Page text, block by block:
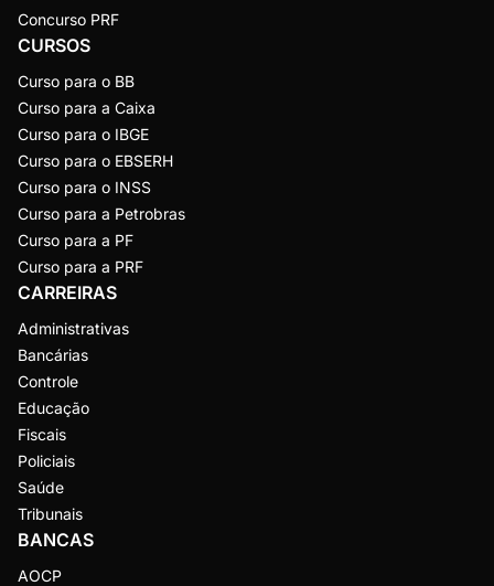
Concurso PRF
CURSOS
Curso para o BB
Curso para a Caixa
Curso para o IBGE
Curso para o EBSERH
Curso para o INSS
Curso para a Petrobras
Curso para a PF
Curso para a PRF
CARREIRAS
Administrativas
Bancárias
Controle
Educação
Fiscais
Policiais
Saúde
Tribunais
BANCAS
AOCP